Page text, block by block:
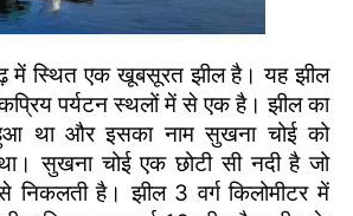
में स्थित एक खूबसूरत झील है। यह झील
पर्यटन स्थलों में से एक है। झील का
था और इसका नाम सुखना चोई को
सुखना चोई एक छोटी सी नदी है जो
से निकलती है। झील 3 वर्ग किलोमीटर में